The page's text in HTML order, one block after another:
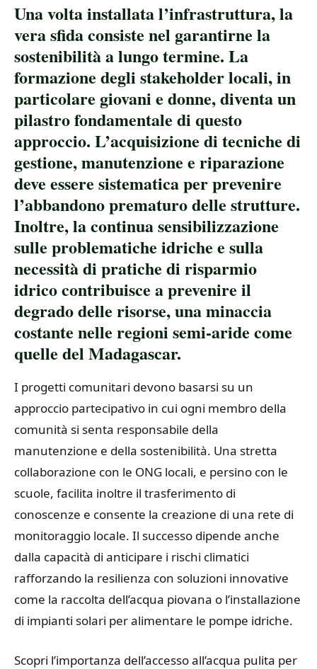
Una volta installata l’infrastruttura, la
vera sfida consiste nel garantirne la
sostenibilità a lungo termine. La
formazione degli stakeholder locali, in
particolare giovani e donne, diventa un
pilastro fondamentale di questo
approccio. L’acquisizione di tecniche di
gestione, manutenzione e riparazione
deve essere sistematica per prevenire
l’abbandono prematuro delle strutture.
Inoltre, la continua sensibilizzazione
sulle problematiche idriche e sulla
necessità di pratiche di risparmio
idrico contribuisce a prevenire il
degrado delle risorse, una minaccia
costante nelle regioni semi-aride come
quelle del Madagascar.
I progetti comunitari devono basarsi su un
approccio partecipativo in cui ogni membro della
comunità si senta responsabile della
manutenzione e della sostenibilità. Una stretta
collaborazione con le ONG locali, e persino con le
scuole, facilita inoltre il trasferimento di
conoscenze e consente la creazione di una rete di
monitoraggio locale. Il successo dipende anche
dalla capacità di anticipare i rischi climatici
rafforzando la resilienza con soluzioni innovative
come la raccolta dell’acqua piovana o l’installazione
di impianti solari per alimentare le pompe idriche.
Scopri l’importanza dell’accesso all’acqua pulita per